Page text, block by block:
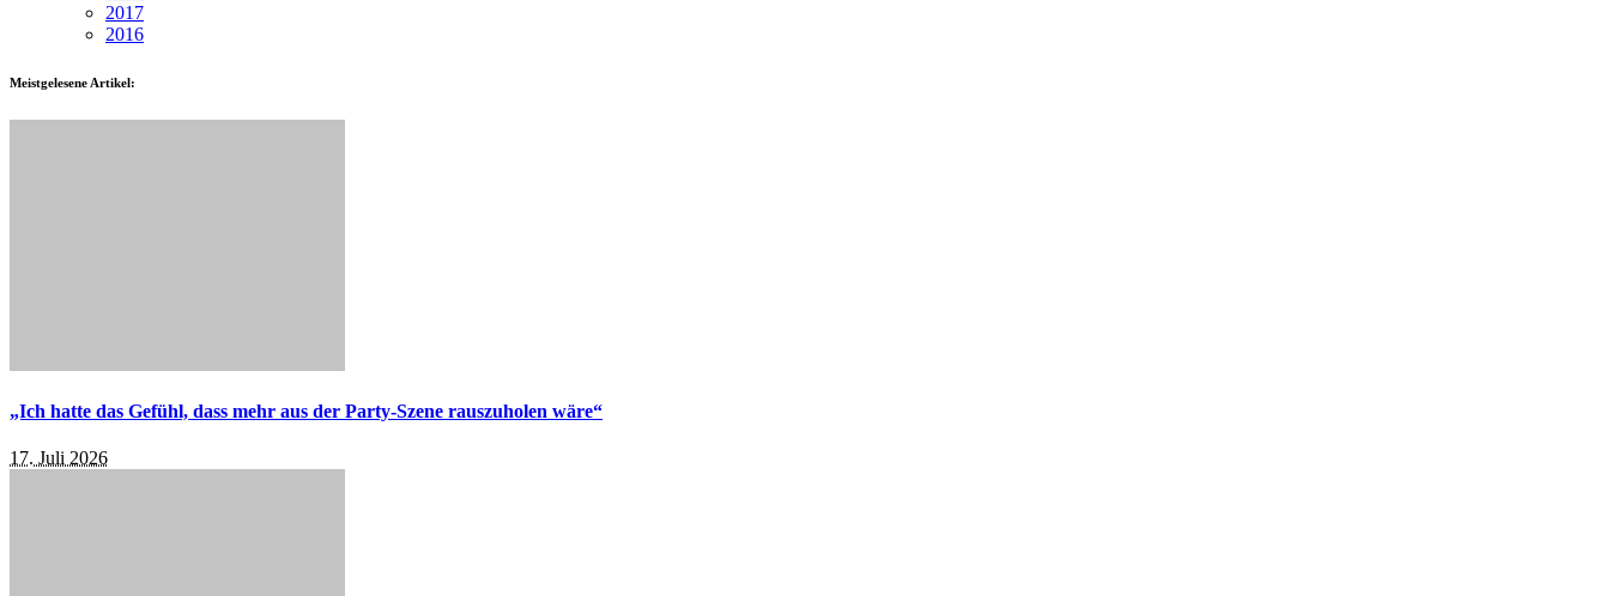
2017
2016
Meistgelesene Artikel:
„Ich hatte das Gefühl, dass mehr aus der Party-Szene rauszuholen wäre“
17. Juli 2026